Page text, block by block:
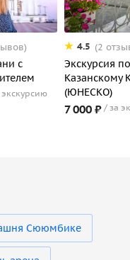
с
экскурсию
4.5 (2
Экскурсия по
Казанскому
(ЮНЕСКО)
7 000 ₽ за
Сююмбике